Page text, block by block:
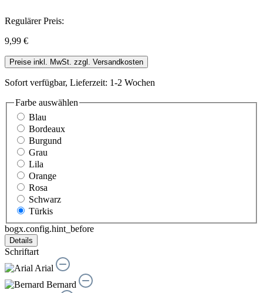
Regulärer Preis:
9,99 €
Preise inkl. MwSt. zzgl. Versandkosten
Sofort verfügbar, Lieferzeit: 1-2 Wochen
Farbe auswählen
Blau
Bordeaux
Burgund
Grau
Lila
Orange
Rosa
Schwarz
Türkis
bogx.config.hint_before
Details
Schriftart
Arial
Bernard